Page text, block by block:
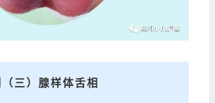
（三） 腺样体舌相